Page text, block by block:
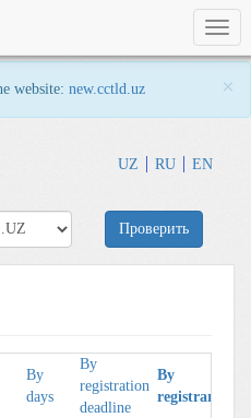
website:new.cctld.uz ×
UZ RU EN
Проверить
By
days
By
registration
deadline
By
registrars